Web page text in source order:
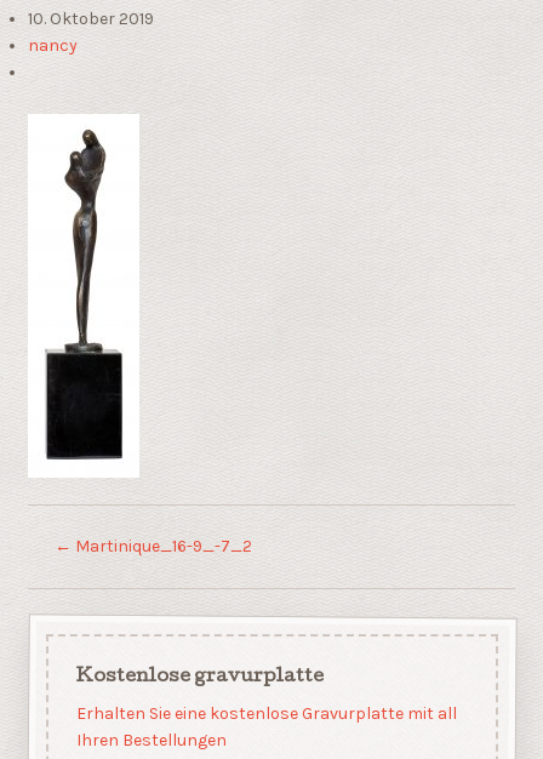
10. Oktober 2019
nancy
← Martinique_16-9_-7_2
Kostenlose gravurplatte
Erhalten Sie eine kostenlose Gravurplatte mit all
Ihren Bestellungen